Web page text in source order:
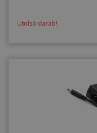
Utolsó darab!